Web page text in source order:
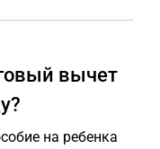
вычет
на ребенка